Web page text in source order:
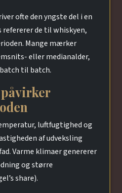
ofte den yngste del i en
de til whiskyen,
Mange mærker
eller medianalder,
til batch.
luftfugtighed og
af udveksling
Varme klimaer genererer
og større
share).